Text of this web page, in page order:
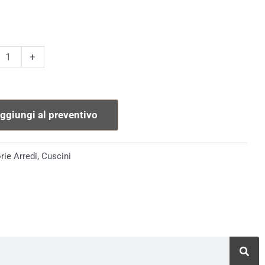
+
al preventivo
Arredi, Cuscini